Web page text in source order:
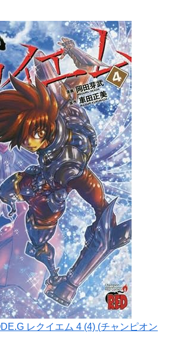
レクイエム 4 (4) (チャンピオン